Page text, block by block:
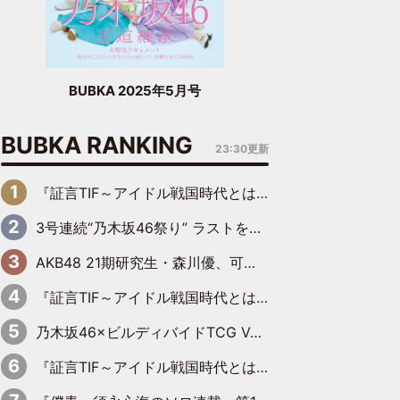
BUBKA 2025年5月号
BUBKA RANKING 23:30更新
『証言TIF～アイドル戦国時代とはなんだったのか～』第6回：でんぱ組.inc・古川未鈴×相沢梨紗「『ハロプロやりたかったな』って言ったら、夢眠ねむさんに『てめえはでんぱ組．incなんだよ！』って肩パンされて(笑)」
3号連続“乃木坂46祭り” ラストを飾るのは賀喜遥香…5年ぶりの登場に「5年分大人になった私を見ていただけたら」
AKB48 21期研究生・森川優、可愛さもある大人の女性に
『証言TIF～アイドル戦国時代とはなんだったのか～』第10回：さくら学院・武藤彩未×飯田らうら「正直、中3で辞めるというのを信じてなくて。そう言われてはいたけど、嘘でしょって」
乃木坂46×ビルディバイドTCG Vol.2公開 賀喜遥香＆田村真佑が『京まふ』ステージに登壇
『証言TIF～アイドル戦国時代とはなんだったのか～』第11回：私立恵比寿中学・真山りか×安本彩花「TIFで10年ぶりのキョンシーメイクをしたら、場を完全に引かせてしまって。時代が変わったんだなって」